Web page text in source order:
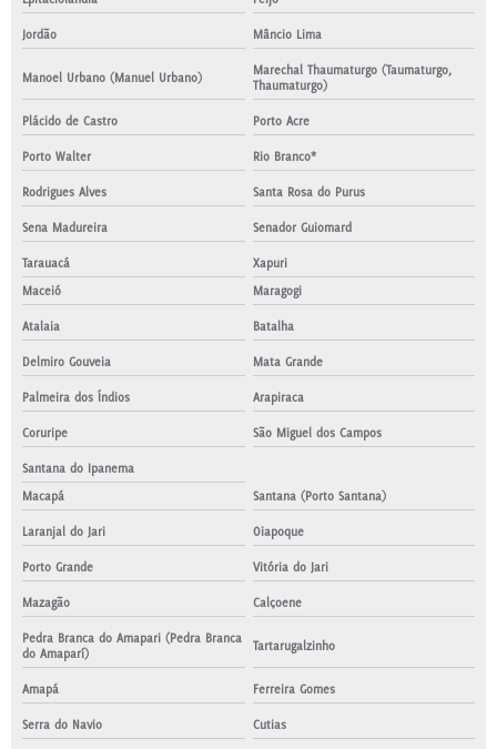
Jordão Mâncio Lima
Manoel Urbano (Manuel Urbano)
Marechal Thaumaturgo (Taumaturgo,
Thaumaturgo)
Plácido de Castro Porto Acre
Porto Walter Rio Branco*
Rodrigues Alves Santa Rosa do Purus
Sena Madureira Senador Guiomard
Tarauacá
Xapuri
Maceió
Maragogi
Atalaia Batalha
Delmiro Gouveia Mata Grande
Palmeira dos Índios Arapiraca
Coruripe São Miguel dos Campos
Santana do Ipanema
Macapá
Santana (Porto Santana)
Laranjal do Jari Oiapoque
Porto Grande Vitória do Jari
Mazagão Calçoene
Pedra Branca do Amapari (Pedra Branca
do Amaparí)
Tartarugalzinho
Amapá Ferreira Gomes
Serra do Navio Cutias